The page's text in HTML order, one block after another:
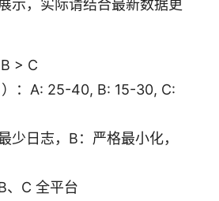
示，实际请结合最新数据更
> C
：A: 25-40, B: 15-30, C:
少日志，B：严格最小化，
、C 全平台